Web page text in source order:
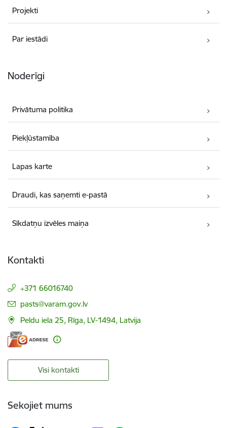
Projekti
Par iestādi
Noderīgi
Privātuma politika
Piekļūstamība
Lapas karte
Draudi, kas saņemti e-pastā
Sīkdatņu izvēles maiņa
Kontakti
+371 66016740
E-pasts:
pasts@varam.gov.lv
Peldu iela 25, Rīga, LV-1494, Latvija
Visi kontakti
Sekojiet mums